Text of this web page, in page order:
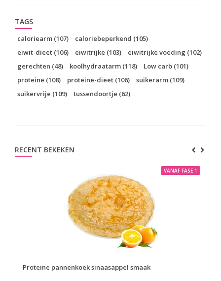
TAGS
caloriearm (107) caloriebeperkend (105)
eiwit-dieet (106) eiwitrijke (103) eiwitrijke voeding (102)
gerechten (48) koolhydraatarm (118) Low carb (101)
proteine (108) proteine-dieet (106) suikerarm (109)
suikervrije (109) tussendoortje (62)
RECENT BEKEKEN
VANAF FASE 1
Proteïne pannenkoek sinaasappel smaak